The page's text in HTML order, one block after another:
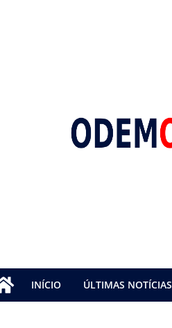
INÍCIO ÚLTIMAS NOTÍCIAS